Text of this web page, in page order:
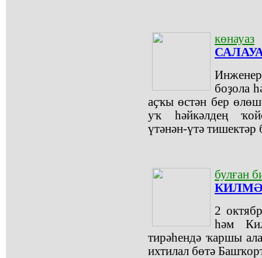
көнауаз
боҙола
аҫҡы өстән бер
уҡ һәйкәлдең
үтәнән-үтә тишектәр
булған
2
һәм
тирәһендә ҡаршы
ихтилал бөтә